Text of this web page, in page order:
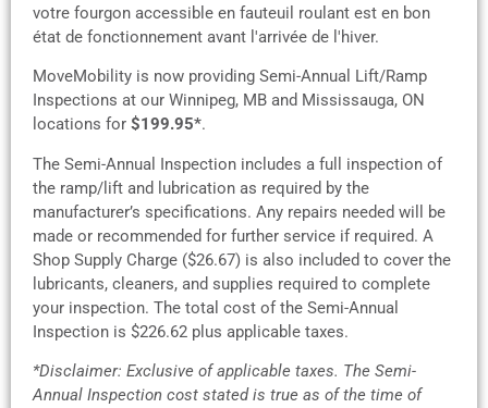
votre fourgon accessible en fauteuil roulant est en bon
état de fonctionnement avant l'arrivée de l'hiver.
MoveMobility is now providing Semi-Annual Lift/Ramp
Inspections at our Winnipeg, MB and Mississauga, ON
locations for $199.95*.
The Semi-Annual Inspection includes a full inspection of
the ramp/lift and lubrication as required by the
manufacturer’s specifications. Any repairs needed will be
made or recommended for further service if required. A
Shop Supply Charge ($26.67) is also included to cover the
lubricants, cleaners, and supplies required to complete
your inspection. The total cost of the Semi-Annual
Inspection is $226.62 plus applicable taxes.
*Disclaimer: Exclusive of applicable taxes. The Semi-
Annual Inspection cost stated is true as of the time of